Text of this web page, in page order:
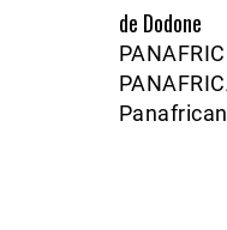
de Dodone